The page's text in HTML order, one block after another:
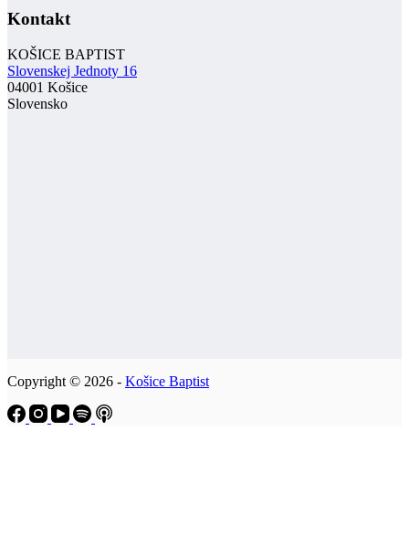
Kontakt
KOŠICE BAPTIST
Slovenskej Jednoty 16
04001 Košice
Slovensko
Copyright © 2026 - Košice Baptist